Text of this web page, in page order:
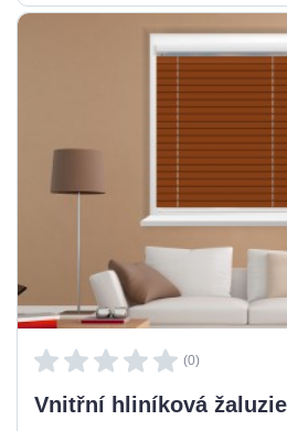
(0)
Vnitřní hliníková